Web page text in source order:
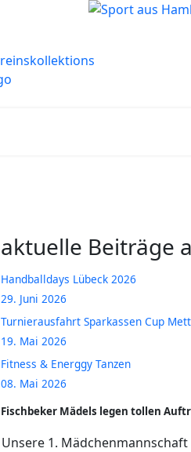
aktuelle Beiträge
Handballdays Lübeck 2026
29. Juni 2026
Turnierausfahrt Sparkassen Cup
19. Mai 2026
Fitness & Energgy Tanzen
08. Mai 2026
Fischbeker Mädels legen tollen
Unsere 1.